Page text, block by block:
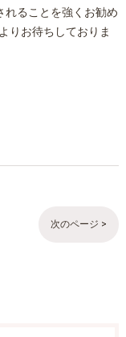
れることを強くお勧め
りお待ちしておりま
次のページ >